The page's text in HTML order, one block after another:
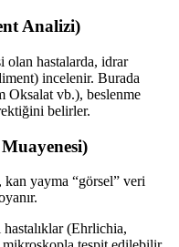
Analizi)
olan hastalarda, idrar
incelenir. Burada
Oksalat vb.), beslenme
belirler.
kan yayma “görsel” veri
(Ehrlichia,